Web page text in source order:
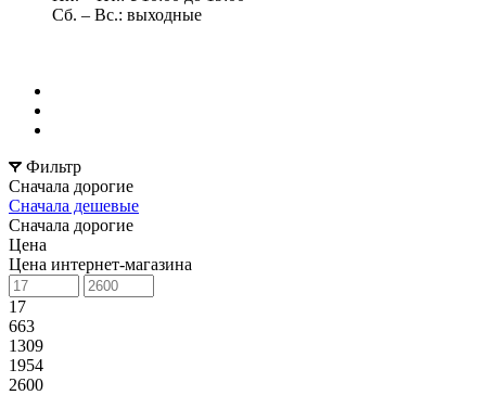
Сб. – Вс.: выходные
Фильтр
Сначала дорогие
Сначала дешевые
Сначала дорогие
Цена
Цена интернет-магазина
17
663
1309
1954
2600